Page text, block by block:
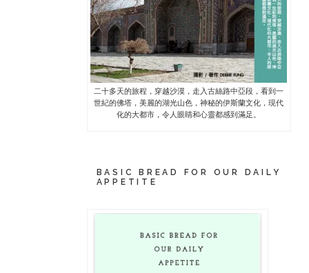
二十多天的旅程，穿越沙漠，走入古絲路中亞段，看到一
世紀的佛塔，美麗的湖光山色，神秘的伊斯蘭文化，現代
化的大都市，令人眼睛和心靈都感到滿足。
BASIC BREAD FOR OUR DAILY
APPETITE